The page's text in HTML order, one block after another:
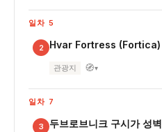
일차 5
2 Hvar Fortress (Fortica)
관광지 🧭▾
일차 7
3 두브로브니크 구시가 성벽